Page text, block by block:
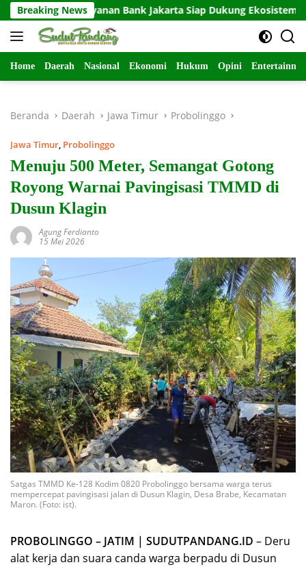
Langsung
ke
konten
Breaking News
Layanan Bank Jakarta Siap Dukung Ekosistem Persija
Home Daerah Nasional Ekonomi Hukum Opini
Beranda Daerah Jawa Timur Probolinggo
Jawa Timur, Probolinggo
Menuju 500 Meter, Semangat Gotong
Royong Warnai Pavingisasi TMMD di
Dusun Klagin
Agung Ferdianto
15 Mei 2026
Satgas TMMD Ke-128 Kodim 0820 Probolinggo bersama warga terus
mempercepat pavingisasi jalan di Dusun Klagin, Desa Brabe, Kecamatan
Maron. (Foto: ist).
PROBOLINGGO – JATIM | SUDUTPANDANG.ID – Deru
alat kerja dan suara canda warga berpadu di Dusun